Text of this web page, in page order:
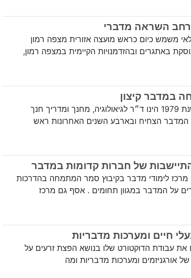
השראה מדברי
משמש כיום כראש מועצה אזורית מצפה רמון
באתגרים ובהזדמנויות הקיימית במצפה רמון,
במדבר קיצון
ד"ר חנן גינת. חבר קיבוץ סמר משנת 1979 הינו ד״ר לגיאולוגיה, מחנך ומדריך חנך
המדבר הצחיח ובארבע השנים האחרונות ראש
של חברות קדומות במדבר
מרכז לימודי מדבר בקיבוץ סמר המתמחה בהדרכות
על המדבר במגוון תחומים . אסף גם מרכז
חיים ומערכות מדבריות
את עבודת הדוקטורט שלו בנושא הפצת זרעים על
אורגניזמים ומערכות מדבריות ומה